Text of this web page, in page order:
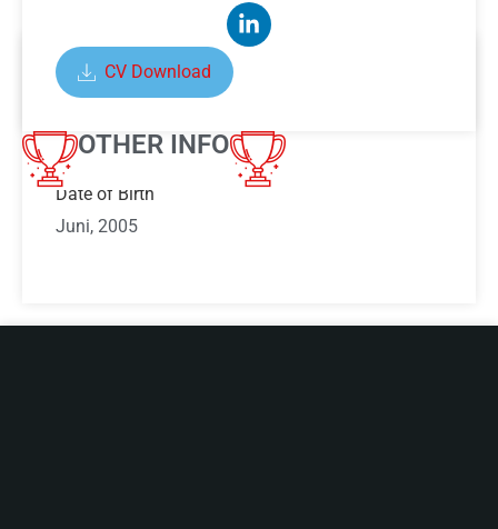
CV Download
OTHER INFO
ABOUT YAREN ÖZKAN
Date of Birth
Juni, 2005